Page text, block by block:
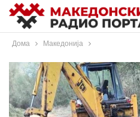
Дома Македонија